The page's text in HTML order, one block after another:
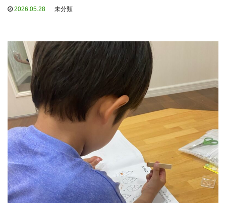
2026.05.28 未分類